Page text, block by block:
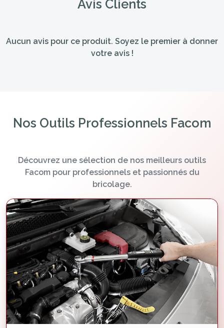
Avis Clients
Aucun avis pour ce produit. Soyez le premier à donner
votre avis !
Nos Outils Professionnels Facom
Découvrez une sélection de nos meilleurs outils
Facom pour professionnels et passionnés du
bricolage.